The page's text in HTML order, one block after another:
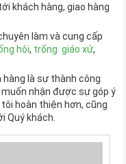
khách hàng, giao hàng
làm và cung cấp
hội, trống giáo xứ,
hàng là sự thành công
nhận được sự góp ý
hoàn thiện hơn, cũng
Quý khách.